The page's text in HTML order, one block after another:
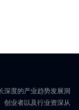
深度的产业趋势发展洞
创业者以及行业资深从